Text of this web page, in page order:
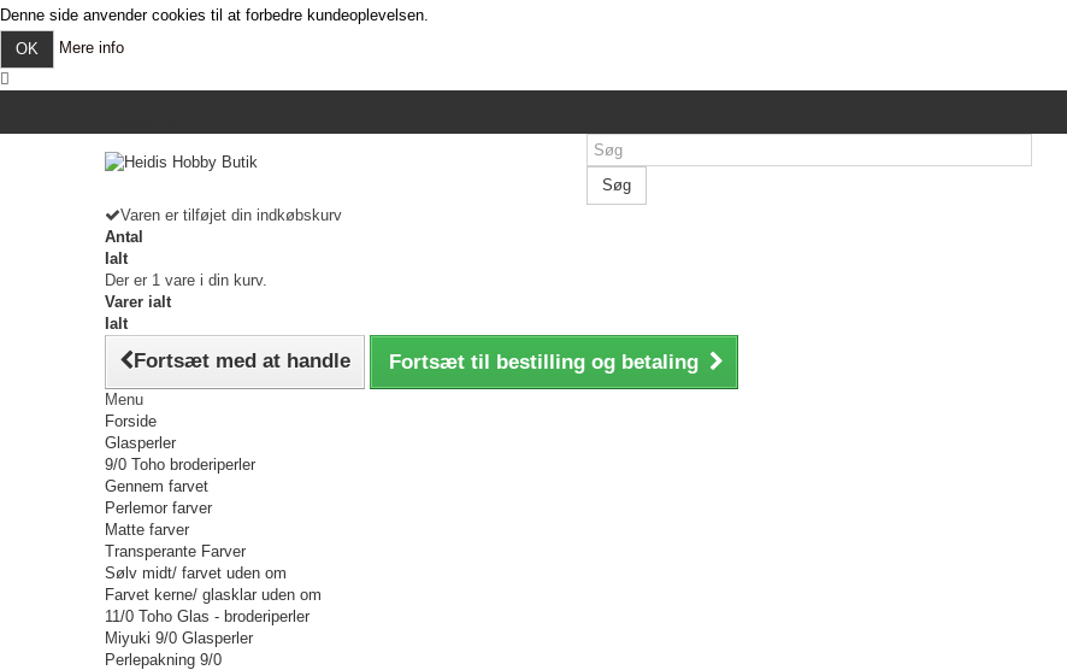
Denne side anvender cookies til at forbedre kundeoplevelsen.
OK
Mere info
Søg
Varen er tilføjet din indkøbskurv
Antal
Ialt
Der er 1 vare i din kurv.
Varer ialt
Ialt
Fortsæt med at handle Fortsæt til bestilling og betaling
Menu
Forside
Glasperler
9/0 Toho broderiperler
Gennem farvet
Perlemor farver
Matte farver
Transperante Farver
Sølv midt/ farvet uden om
Farvet kerne/ glasklar uden om
11/0 Toho Glas - broderiperler
Miyuki 9/0 Glasperler
Perlepakning 9/0